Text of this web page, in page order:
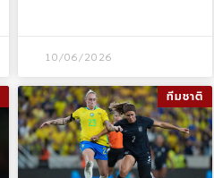
10/06/2026
ทีมชาติ